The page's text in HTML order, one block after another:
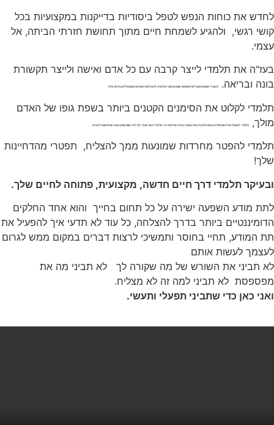
לחדש את כוחות הנפש לטפל ביסודיות בדייקנות במקצועיות בכל
קושי רגשי, ולהגיע לשמחת חיים מתוך תחושת חזרתי הביתה, אל
עצמי.
בעז"ה את תלמדי לייצר קרבה עם כל אדם ואישה ולייצר תקשורת
בונה ובריאה.
תשברי אמונות מגבילות וחסמים שמנעו ממך מלהגיע להצלחות ושינויים פנומנאליים בחיים שלך.
תלמדי לקלוט את הסימנים הקטנים ביותר בשפת גופו של האדם
מולך,
תלמדי לשאול את השאלות הנכונות ולהביע את עצמך בצורה מדויקת כך שלצד השני מולך לא יהיה שום ספק במה שהתכוונת להביע.
תלמדי להפטר מחרדות שמונעות ממך להצליח, תפטרי מהדחיינות
שלך!
ובעיקר תלמדי דרך חיים חדשה, מקצועית, פתוחה לחיים שלך.
לתת מודע השפעה ישירה על כל תחום בחייך והוא אחד החלקים
הדומיננטיים ביותר בדרך להצלחה, כל עוד לא תדעי איך להפעיל את
תת המודע, תחיי בחוסר ותמשיכי לרצות דברים במקום ממש לגרום
לעצמך לעשות אותם
לא תביני את השורש של מה שקורה לך לא תביני מה את
מפספסת לא תביני למה זה לא מצליח.
ואני כאן כדי שתביני תפעלי ותעשי.